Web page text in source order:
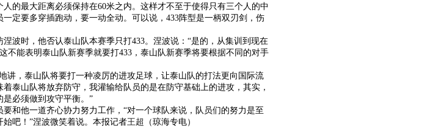
的最大距离必须保持在60米之内。这样才不至于使得只有三个人的中
定要多穿插跑动，要一动全动。可以说，433阵型是一柄双刃剑，伤
时，他否认泰山队本赛季只打433。涅波说：“是的，从集训到现在
不能表明泰山队新赛季就要打433，泰山队新赛季将要根据不同的对手
，泰山队将要打一种凌厉的进攻足球，让泰山队的打法更向国际流
泰山队将放弃防守，我灌输给队员的是在防守基础上的进攻，其实，
必须做到攻守平衡。”
他一道齐心协力努力工作，“对一个球队来说，队员们的努力是至
吧！”涅波微笑着说。本报记者王超
（琼海专电）